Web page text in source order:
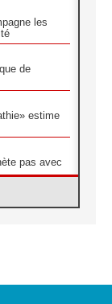
les
de
estime
pas avec
du